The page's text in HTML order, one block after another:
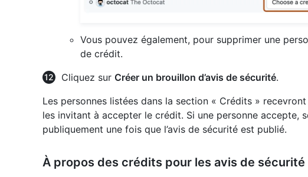
Vous pouvez également, pour supprimer une
de crédit.
Cliquez sur Créer un brouillon d’avis de sécurité.
Les personnes listées dans la section « Crédits »
les invitant à accepter le crédit. Si une personne accepte,
publiquement une fois que l’avis de sécurité est publié.
À propos des crédits pour les avis de